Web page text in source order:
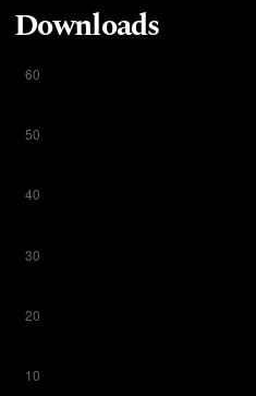
Downloads